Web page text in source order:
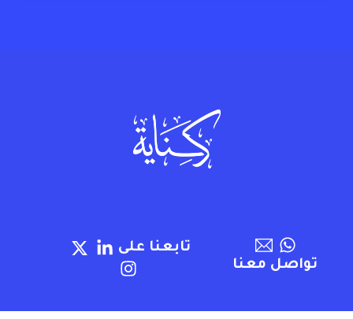
تواصل معنا
تابعنا على